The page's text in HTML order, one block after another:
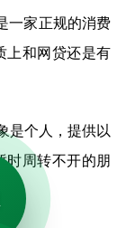
一家正规的消费
上和网贷还是有
是个人，提供以
时周转不开的朋